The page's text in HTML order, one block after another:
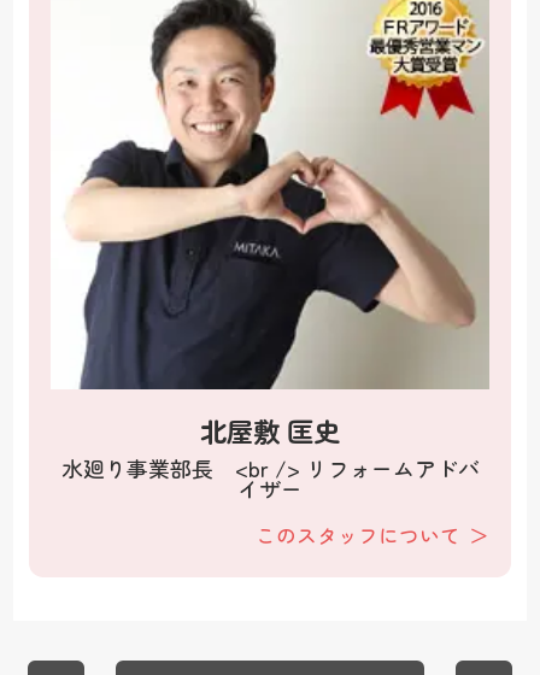
北屋敷 匡史
水廻り事業部長 <br /> リフォームアドバ
イザー
このスタッフについて